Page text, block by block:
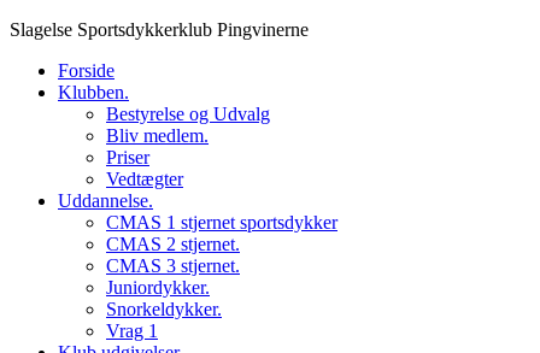
Skip
content
Slagelse Sportsdykkerklub Pingvinerne
Forside
Klubben.
Bestyrelse og Udvalg
Bliv medlem.
Priser
Vedtægter
Uddannelse.
CMAS 1 stjernet sportsdykker
CMAS 2 stjernet.
CMAS 3 stjernet.
Juniordykker.
Snorkeldykker.
Vrag 1